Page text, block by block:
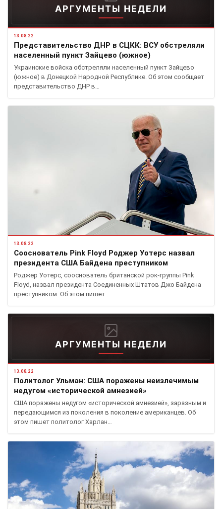
АРГУМЕНТЫ НЕДЕЛИ
13.08.22
Представительство ДНР в СЦКК: ВСУ обстреляли
населенный пункт Зайцево (южное)
Украинские войска обстреляли населенный пункт Зайцево
(южное) в Донецкой Народной Республике. Об этом сообщает
представительство ДНР в…
13.08.22
Сооснователь Pink Floyd Роджер Уотерс назвал
президента США Байдена преступником
Роджер Уотерс, сооснователь британской рок-группы Pink
Floyd, назвал президента Соединенных Штатов Джо Байдена
преступником. Об этом пишет…
АРГУМЕНТЫ НЕДЕЛИ
13.08.22
Политолог Ульман: США поражены неизлечимым
недугом «исторической амнезией»
США поражены недугом «исторической амнезией», заразным и
передающимся из поколения в поколение американцев. Об
этом пишет политолог Харлан…